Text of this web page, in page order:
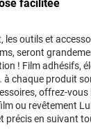
facilitée
les outils et
seront
! Film adhésifs,
chaque produit
offrez-
ou revêtement
précis en suivant